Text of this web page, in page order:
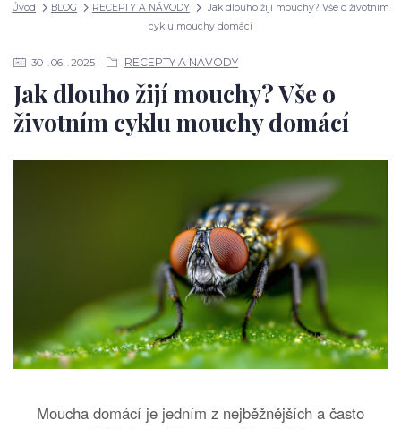
Úvod BLOG RECEPTY A NÁVODY
Jak dlouho žijí mouchy? Vše o životním
cyklu mouchy domácí
30 06 2025 RECEPTY A NÁVODY
Jak dlouho žijí mouchy? Vše o
životním cyklu mouchy domácí
Moucha domácí je jedním z nejběžnějších a často